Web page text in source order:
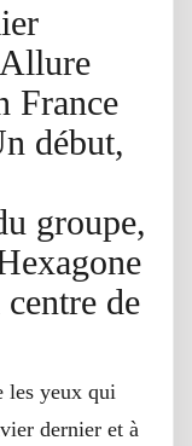
France
début,
groupe,
de
les yeux qui
dernier et à